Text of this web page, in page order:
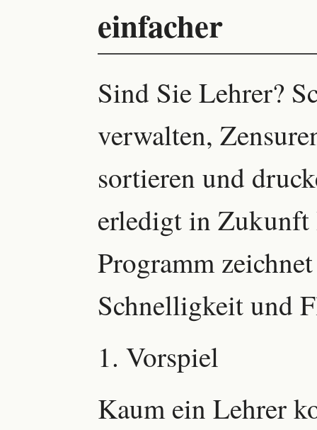
einfacher
Sind Sie Lehrer?
verwalten,
sortieren und
erledigt in Zukunft
Programm
Schnelligkeit und
1. Vorspiel
Kaum ein Lehrer